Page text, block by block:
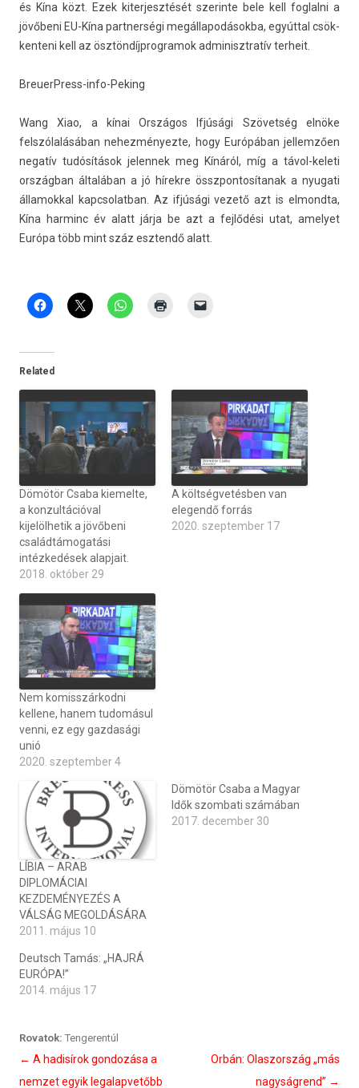
és Kína közt. Ezek kiter­jesztését szerin­te bele kell fog­lalni a
jövőbeni EU-Kína partner­ségi megál­lapodások­ba, egyúttal csök­
kenteni kell az ösztön­díjprog­ramok ad­minisztratív ter­heit.
BreuerPress-info-Peking
Wang Xiao, a kínai Országos Ifjúsági Szövetség elnöke
felszólalásában nehez­ményez­te, hogy Európában jel­lemző­en
negatív tudósítások jelen­nek meg Kínáról, míg a távol-keleti
országban általában a jó hírekre összpon­tosítanak a nyugati
államokk­al kapcsolat­ban. Az ifjúsági vezető azt is el­mondta,
Kína har­minc év alatt járja be azt a fejlődési utat, amelyet
Európa több mint száz esztendő alatt.
Related
Dömötör Csaba kiemelte,
a konzultációval
kijelölhetik a jövőbeni
családtámogatási
intézkedések alapjait.
2018. október 29
A költségvetésben van
elegendő forrás
2020. szeptember 17
Nem komisszárkodni
kellene, hanem tudomásul
venni, ez egy gazdasági
unió
2020. szeptember 4
LÍBIA – ARAB
DIPLOMÁCIAI
KEZDEMÉNYEZÉS A
VÁLSÁG MEGOLDÁSÁRA
2011. május 10
Dömötör Csaba a Magyar
Idők szombati számában
2017. december 30
Deutsch Tamás: „HAJRÁ
EURÓPA!”
2014. május 17
Rovatok: Tengerentúl
Bejegyzés
navigáció
← A hadisírok gondozása a
nemzet egyik legalapvetőbb
Orbán: Olaszország „más
nagyságrend” →